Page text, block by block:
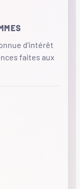
d'intérêt
faites aux